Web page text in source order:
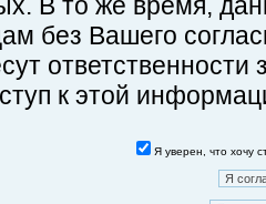
без Вашего
ответственности
к этой
Я уверен, что хочу